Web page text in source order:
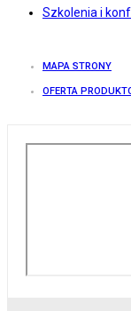
Szkolenia i
MAPA STRONY
OFERTA